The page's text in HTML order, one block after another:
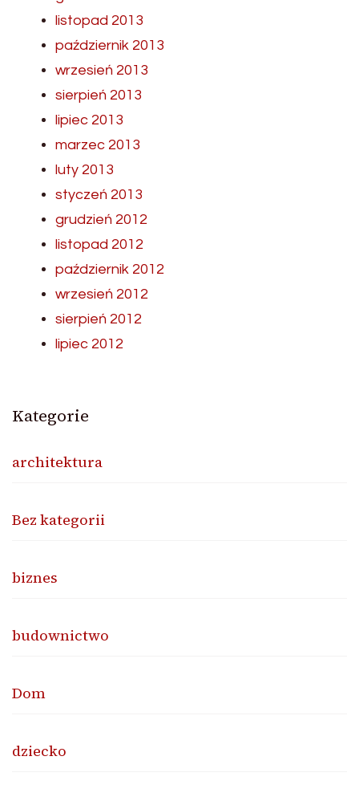
listopad 2013
październik 2013
wrzesień 2013
sierpień 2013
lipiec 2013
marzec 2013
luty 2013
styczeń 2013
grudzień 2012
listopad 2012
październik 2012
wrzesień 2012
sierpień 2012
lipiec 2012
Kategorie
architektura
Bez kategorii
biznes
budownictwo
Dom
dziecko